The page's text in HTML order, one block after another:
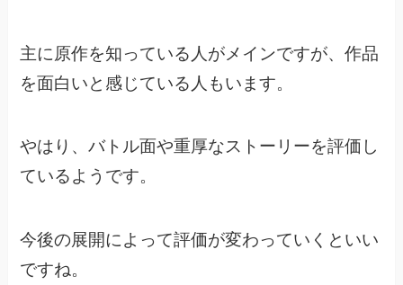
主に原作を知っている人がメインですが、作品
を面白いと感じている人もいます。
やはり、バトル面や重厚なストーリーを評価し
ているようです。
今後の展開によって評価が変わっていくといい
ですね。